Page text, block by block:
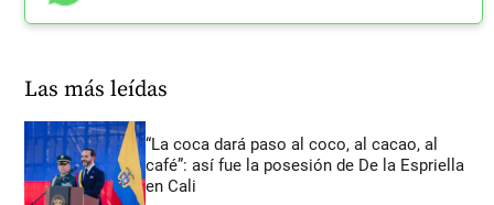
Las más leídas
“La coca dará paso al coco, al cacao, al
café”: así fue la posesión de De la Espriella
en Cali